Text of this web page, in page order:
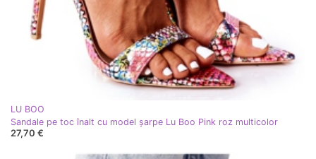
LU BOO
Sandale pe toc înalt cu model șarpe Lu Boo Pink roz multicolor
27,70 €